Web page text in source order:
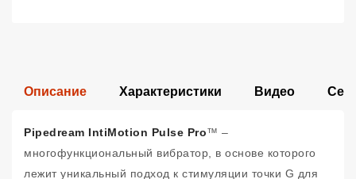
Описание Характеристики Видео
Pipedream IntiMotion Pulse Pro™ –
многофункциональный вибратор, в основе которого
лежит уникальный подход к стимуляции точки G для